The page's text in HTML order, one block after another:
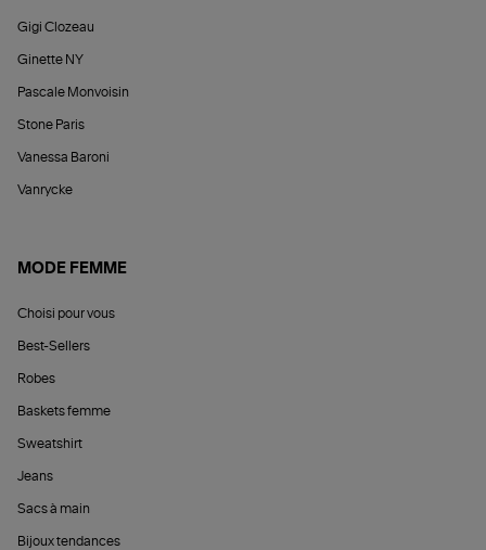
Gigi Clozeau
Ginette NY
Pascale Monvoisin
Stone Paris
Vanessa Baroni
Vanrycke
MODE FEMME
Choisi pour vous
Best-Sellers
Robes
Baskets femme
Sweatshirt
Jeans
Sacs à main
Bijoux tendances